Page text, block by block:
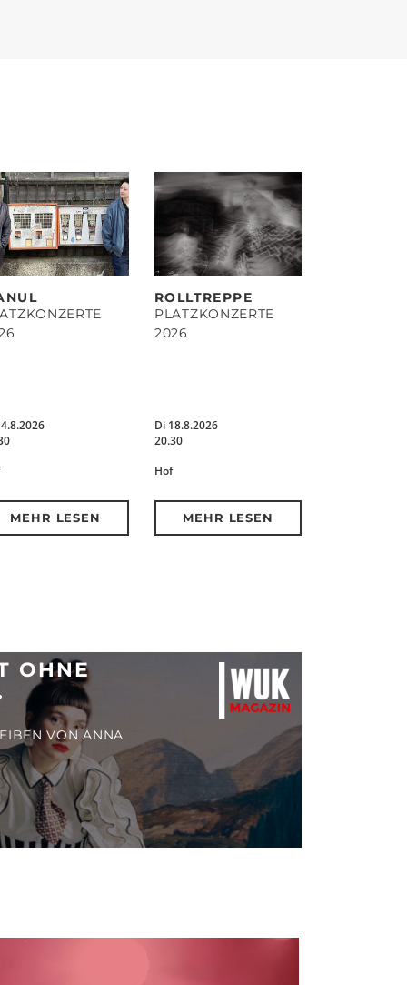
MEHR LESEN
ROLLTREPPE
PLATZKONZERTE
2026
Di 18.8.2026
20.30
Hof
MEHR LESEN
OHNE
VON ANNA